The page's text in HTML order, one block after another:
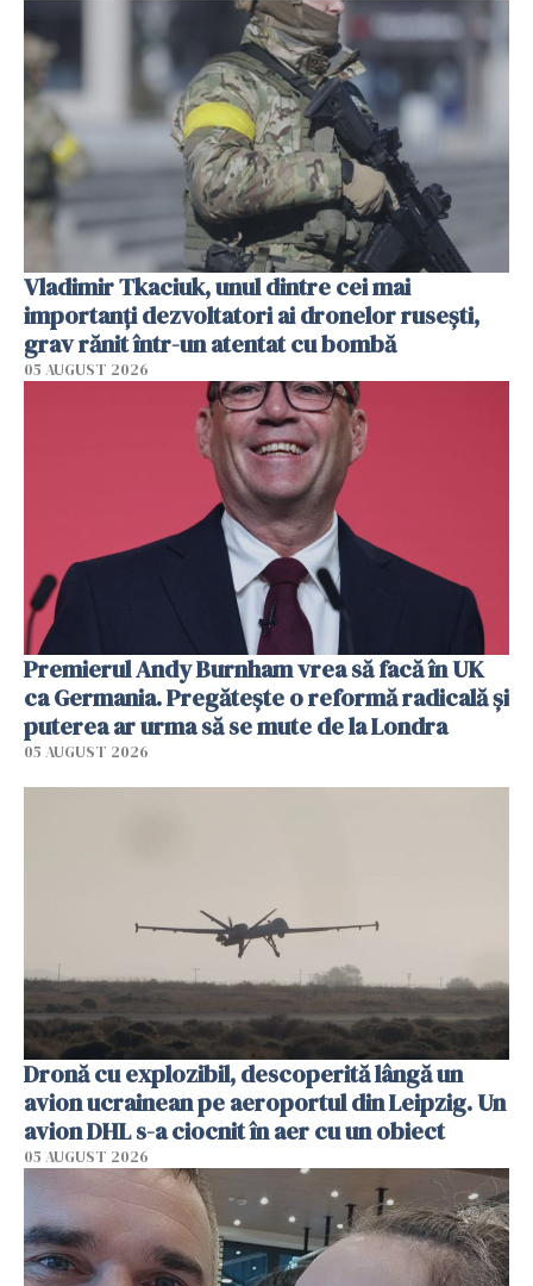
Vladimir Tkaciuk, unul dintre cei mai
importanți dezvoltatori ai dronelor rusești,
grav rănit într-un atentat cu bombă
05 AUGUST 2026
Premierul Andy Burnham vrea să facă în UK
ca Germania. Pregătește o reformă radicală și
puterea ar urma să se mute de la Londra
05 AUGUST 2026
Dronă cu explozibil, descoperită lângă un
avion ucrainean pe aeroportul din Leipzig. Un
avion DHL s-a ciocnit în aer cu un obiect
05 AUGUST 2026